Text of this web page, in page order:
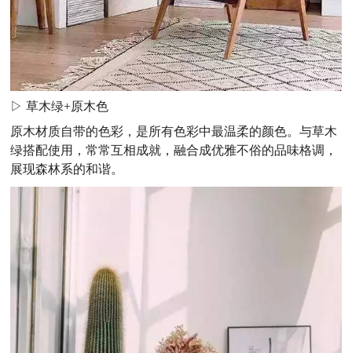
▷ 草木绿+原木色
原木材质自带的色彩，是所有色彩中最温柔的颜色。与草木
绿搭配使用，常常互相成就，融合成优雅不俗的品味格调，
展现森林系的和谐。